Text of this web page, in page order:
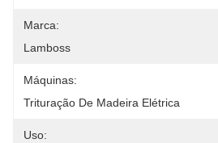
Marca:
Lamboss
Máquinas:
Trituração De Madeira Elétrica
Uso: